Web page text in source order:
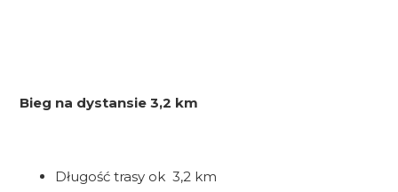
Bieg na dystansie 3,2 km
Długość trasy ok 3,2 km